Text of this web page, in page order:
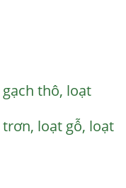
thô, loạt
loạt gỗ, loạt